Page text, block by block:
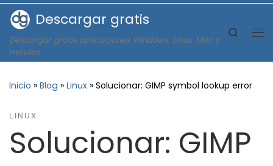
Saltar al contenido
Descargar gratis
Descargar gratis aplicaciones Windows, Linux, Mac y
móviles
Search
Inicio » Blog » Linux » Solucionar: GIMP symbol lookup error
LINUX
Solucionar: GIMP